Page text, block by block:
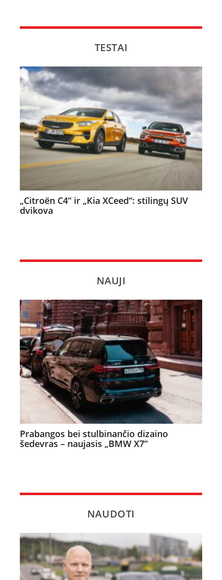
TESTAI
„Citroën C4“ ir „Kia XCeed“: stilingų SUV
dvikova
NAUJI
Prabangos bei stulbinančio dizaino
šedevras – naujasis „BMW X7“
NAUDOTI